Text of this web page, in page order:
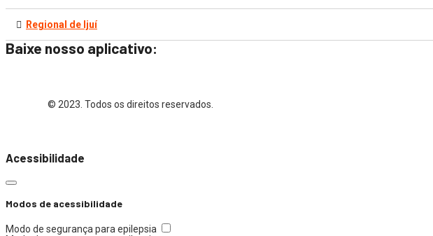
Regional de Ijuí
Baixe nosso aplicativo:
© 2023. Todos os direitos reservados.
Acessibilidade
Modos de acessibilidade
Modo de segurança para epilepsia